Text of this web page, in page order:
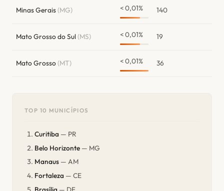
Minas Gerais(MG) < 0,01% 140
Mato Grosso do Sul(MS) < 0,01% 19
Mato Grosso(MT) < 0,01% 36
TOP 10 MUNICÍPIOS
Curitiba — PR
Belo Horizonte — MG
Manaus — AM
Fortaleza — CE